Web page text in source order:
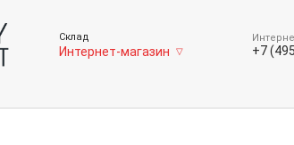
Склад
Интернет-магазин ▽ +7